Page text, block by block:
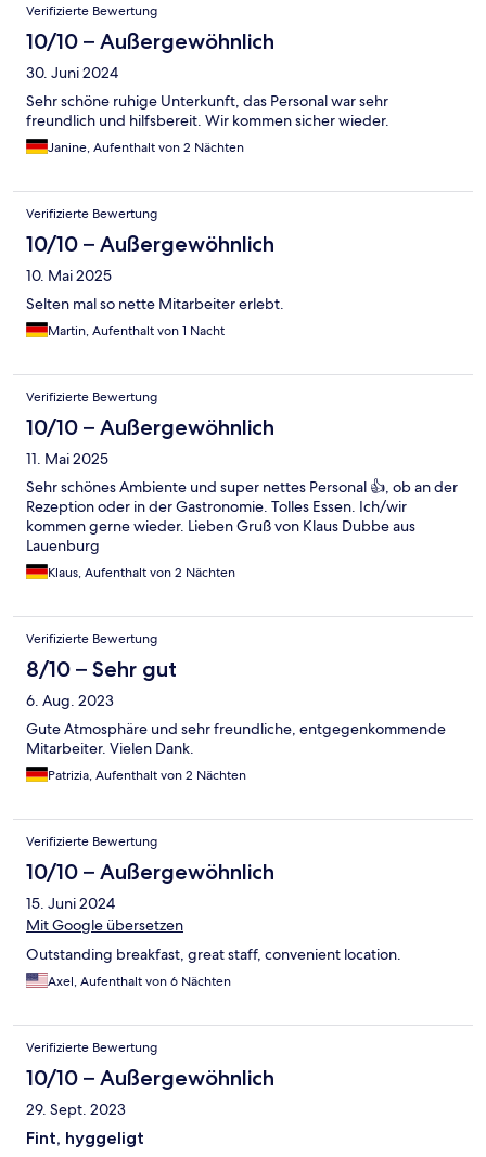
Verifizierte Bewertung
10/10 – Außergewöhnlich
30. Juni 2024
Sehr schöne ruhige Unterkunft, das Personal war sehr
freundlich und hilfsbereit. Wir kommen sicher wieder.
Janine, Aufenthalt von 2 Nächten
Verifizierte Bewertung
10/10 – Außergewöhnlich
10. Mai 2025
Selten mal so nette Mitarbeiter erlebt.
Martin, Aufenthalt von 1 Nacht
Verifizierte Bewertung
10/10 – Außergewöhnlich
11. Mai 2025
Sehr schönes Ambiente und super nettes Personal 👍, ob an der
Rezeption oder in der Gastronomie. Tolles Essen. Ich/wir
kommen gerne wieder. Lieben Gruß von Klaus Dubbe aus
Lauenburg
Klaus, Aufenthalt von 2 Nächten
Verifizierte Bewertung
8/10 – Sehr gut
6. Aug. 2023
Gute Atmosphäre und sehr freundliche, entgegenkommende
Mitarbeiter. Vielen Dank.
Patrizia, Aufenthalt von 2 Nächten
Verifizierte Bewertung
10/10 – Außergewöhnlich
15. Juni 2024
Mit Google übersetzen
Outstanding breakfast, great staff, convenient location.
Axel, Aufenthalt von 6 Nächten
Verifizierte Bewertung
10/10 – Außergewöhnlich
29. Sept. 2023
Fint, hyggeligt